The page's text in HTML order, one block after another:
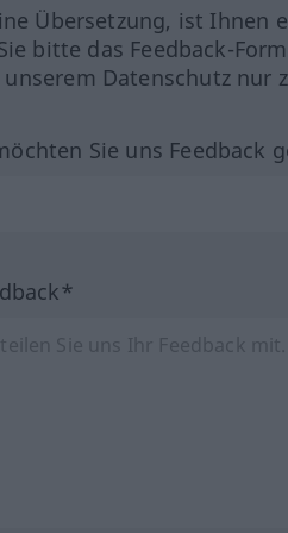
Übersetzung, ist Ihnen
bitte das Feedback-
Datenschutz nur
Sie uns Feedback